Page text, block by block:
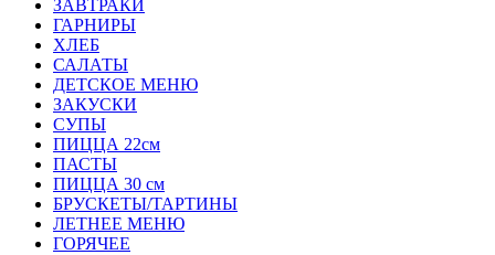
ЗАВТРАКИ
ГАРНИРЫ
ХЛЕБ
САЛАТЫ
ДЕТСКОЕ МЕНЮ
ЗАКУСКИ
СУПЫ
ПИЦЦА 22см
ПАСТЫ
ПИЦЦА 30 см
БРУСКЕТЫ/ТАРТИНЫ
ЛЕТНЕЕ МЕНЮ
ГОРЯЧЕЕ